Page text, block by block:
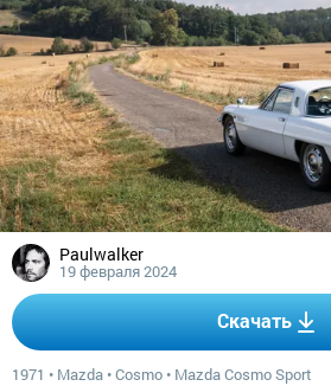
Paulwalker
19 февраля 2024
Скачать
1971 • Mazda •Cosmo • Mazda Cosmo Sport